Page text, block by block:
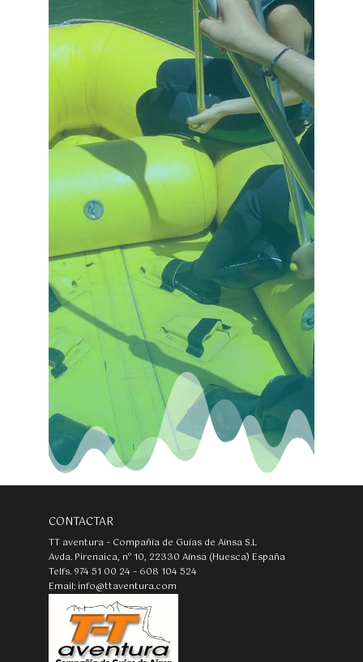
CONTACTAR
TT aventura – Compañía de Guías de Aínsa S.L
Avda. Pirenaica, nº 10, 22330 Aínsa (Huesca) España
Telfs. 974 51 00 24 – 608 104 524
Email: info@ttaventura.com